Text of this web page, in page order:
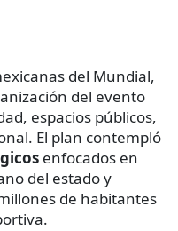
del Mundial,
del evento
espacios públicos,
El plan contempló
enfocados en
del estado y
de habitantes